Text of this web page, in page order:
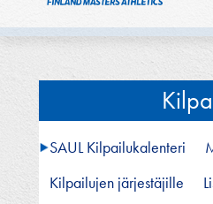
SAUL Kilpailukalenteri
Kilpailujen järjestäjille